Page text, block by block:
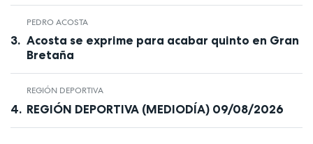
PEDRO ACOSTA
Acosta se exprime para acabar quinto en Gran
Bretaña
REGIÓN DEPORTIVA
REGIÓN DEPORTIVA (MEDIODÍA) 09/08/2026